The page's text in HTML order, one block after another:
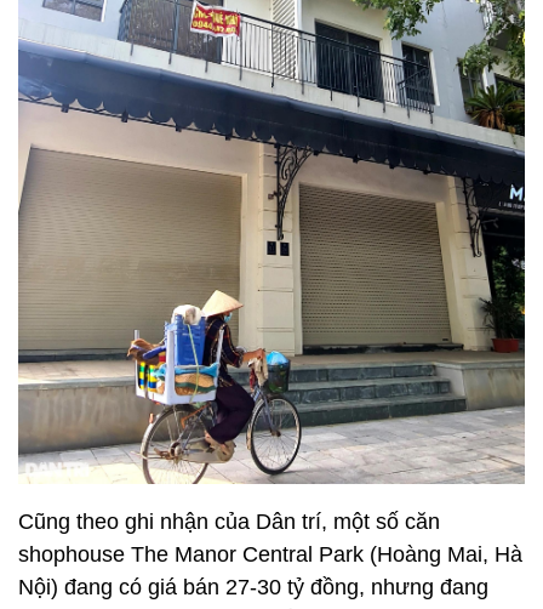
Cách đó không xa, nhiều căn shophouse dự án Him
Lam Vạn Phúc Luxury Residence mặt đường Tố
Hữu cũng trong tình trạng "cửa đóng then cài", một
số căn shophouse khách đang treo biển cho thuê.